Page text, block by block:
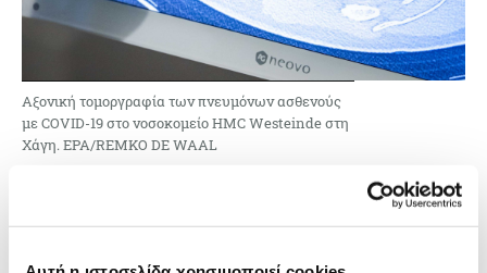
Αξονική τομοργραφία των πνευμόνων ασθενούς
με COVID-19 στο νοσοκομείο HMC Westeinde στη
Χάγη. EPA/REMKO DE WAAL
αποτελεσματικότητα της διάγνωσης, ειδικά στα
θεραπείας των ασθενών, και να αποτελέσει